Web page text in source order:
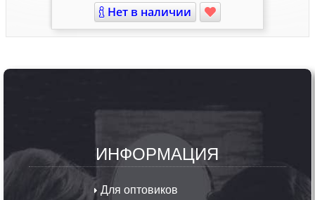
Нет в наличии
ИНФОРМАЦИЯ
Для оптовиков